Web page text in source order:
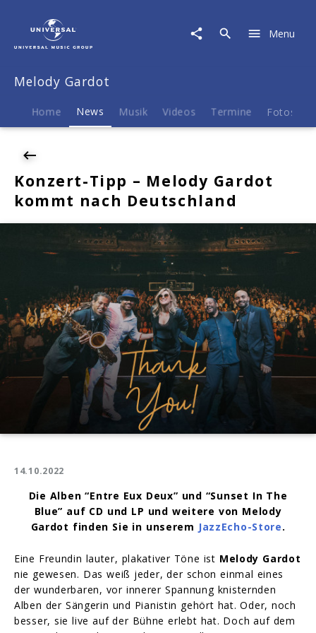
News
Konzert-
Melody
kommt
Deutschland
Menu
Melody Gardot
Home News Musik Videos Termine Fotos
Konzert-Tipp – Melody Gardot
kommt nach Deutschland
14.10.2022
Die Alben “Entre Eux Deux” und “Sunset In The
Blue” auf CD und LP und weitere von Melody
Gardot finden Sie in unserem JazzEcho-Store.
Eine Freundin lauter, plakativer Töne ist Melody Gardot
nie gewesen. Das weiß jeder, der schon einmal eines
der wunderbaren, vor innerer Spannung knisternden
Alben der Sängerin und Pianistin gehört hat. Oder, noch
besser, sie live auf der Bühne erlebt hat. Doch auf dem